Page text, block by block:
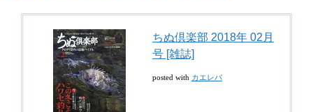
ちぬ倶楽部 2018年 02月
号 [雑誌]
posted with カエレバ